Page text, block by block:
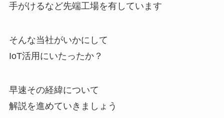
手がけるなど先端工場を有しています
そんな当社がいかにして
IoT活用にいたったか？
早速その経緯について
解説を進めていきましょう